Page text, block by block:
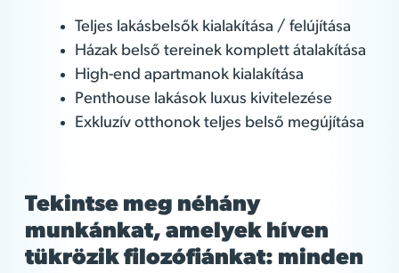
Teljes lakásbelsők kialakítása / felújítása
Házak belső tereinek komplett átalakítása
High-end apartmanok kialakítása
Penthouse lakások luxus kivitelezése
Exkluzív otthonok teljes belső megújítása
Tekintse meg néhány
munkánkat, amelyek híven
tükrözik filozófiánkat: minden